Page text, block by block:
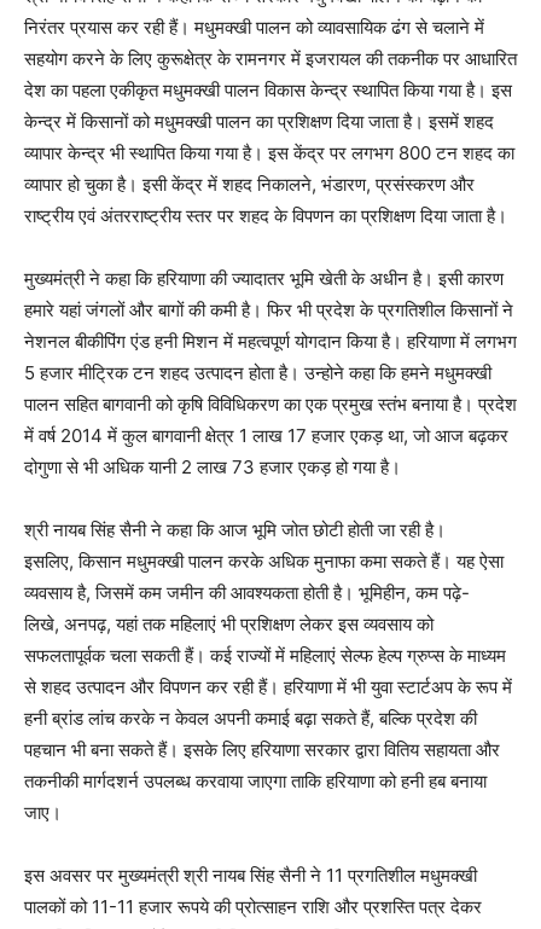
निरंतर प्रयास कर रही हैं। मधुमक्खी पालन को व्यावसायिक ढंग से चलाने में
सहयोग करने के लिए कुरूक्षेत्र के रामनगर में इजरायल की तकनीक पर आधारित
देश का पहला एकीकृत मधुमक्खी पालन विकास केन्द्र स्थापित किया गया है। इस
केन्द्र में किसानों को मधुमक्खी पालन का प्रशिक्षण दिया जाता है। इसमें शहद
व्यापार केन्द्र भी स्थापित किया गया है। इस केंद्र पर लगभग 800 टन शहद का
व्यापार हो चुका है। इसी केंद्र में शहद निकालने, भंडारण, प्रसंस्करण और
राष्ट्रीय एवं अंतरराष्ट्रीय स्तर पर शहद के विपणन का प्रशिक्षण दिया जाता है।
मुख्यमंत्री ने कहा कि हरियाणा की ज्यादातर भूमि खेती के अधीन है। इसी कारण
हमारे यहां जंगलों और बागों की कमी है। फिर भी प्रदेश के प्रगतिशील किसानों ने
नेशनलबीकीपिंगएंड हनी मिशन में महत्वपूर्ण योगदान किया है। हरियाणा में लगभग
5 हजार मीट्रिक टन शहद उत्पादन होता है। उन्होने कहा कि हमने मधुमक्खी
पालन सहित बागवानी को कृषि विविधिकरण का एक प्रमुख स्तंभ बनाया है। प्रदेश
में वर्ष 2014 में कुल बागवानी क्षेत्र 1 लाख 17 हजार एकड़ था, जो आज बढ़कर
दोगुणा से भी अधिक यानी 2 लाख 73 हजार एकड़ हो गया है।
श्री नायब सिंह सैनी ने कहा कि आज भूमि जोत छोटी होती जा रही है।
इसलिए, किसान मधुमक्खी पालन करके अधिक मुनाफा कमा सकते हैं। यह ऐसा
व्यवसाय है, जिसमें कम जमीन की आवश्यकता होती है। भूमिहीन, कम पढ़े-
लिखे, अनपढ़, यहां तक महिलाएं भी प्रशिक्षण लेकर इस व्यवसाय को
सफलतापूर्वक चला सकती हैं। कई राज्यों में महिलाएं सेल्फ हेल्प ग्रुप्स के माध्यम
से शहद उत्पादन और विपणन कर रही हैं। हरियाणा में भी युवा स्टार्टअप के रूप में
हनी ब्रांड लांच करके न केवल अपनी कमाई बढ़ा सकते हैं, बल्कि प्रदेश की
पहचान भी बना सकते हैं। इसके लिए हरियाणा सरकार द्वारावितियसहायता और
तकनीकीमार्गदशर्नउपलब्धकरवायाजाएगा ताकि हरियाणा को हनी हब बनाया
जाए।
इस अवसर पर मुख्यमंत्री श्री नायब सिंह सैनी ने 11 प्रगतिशील मधुमक्खी
पालकों को 11-11 हजाररूपयेकी प्रोत्साहन राशि और प्रशस्ति पत्र देकर